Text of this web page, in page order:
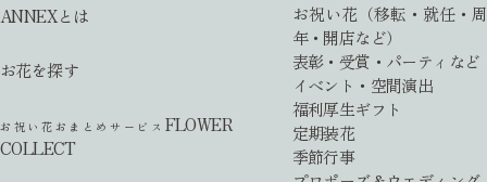
ANNEXとは
お花を探す
お祝い花おまとめサービス FLOWER
COLLECT
お祝い花（移転・就任・周
年・開店など）
表彰・受賞・パーティなど
イベント・空間演出
福利厚生ギフト
定期装花
季節行事